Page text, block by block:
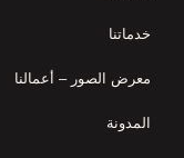
خدماتنا
معرض الصور – أعمالنا
المدونة